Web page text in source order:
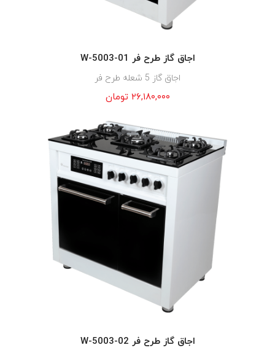
اجاق گاز طرح فر W-5003-01
اجاق گاز 5 شعله طرح فر
۲۶,۱۸۰,۰۰۰ تومان
اجاق گاز طرح فر W-5003-02